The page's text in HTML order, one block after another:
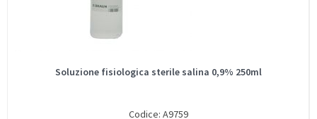
Soluzione fisiologica sterile salina 0,9% 250ml
Codice: A9759